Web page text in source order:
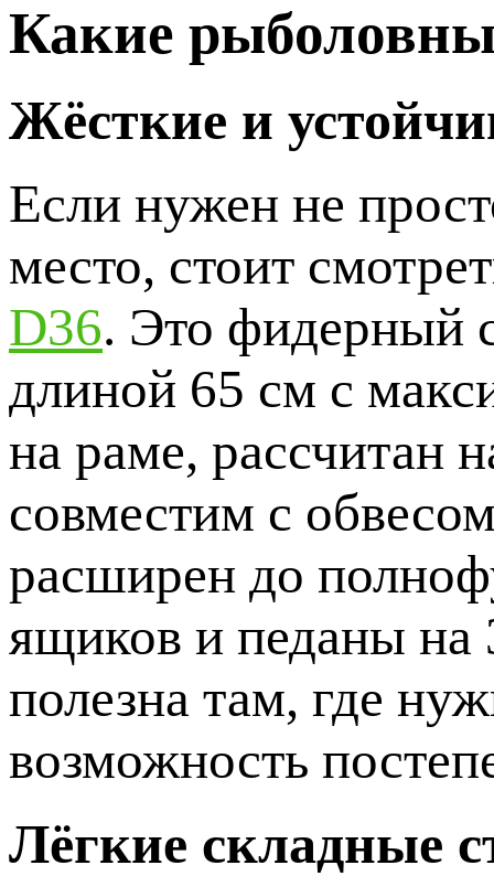
Какие
Жёсткие и
Если нужен не
место, стоит
D36. Это фидерный
длиной 65 см с
на раме, рассчитан
совместим с
расширен до
ящиков и педаны на
полезна там, где
возможность
Лёгкие складные